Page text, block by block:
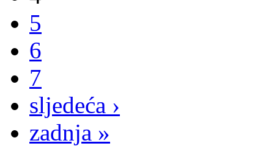
5
6
7
sljedeća ›
zadnja »